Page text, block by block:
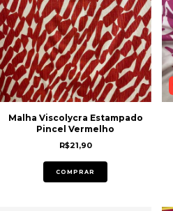
Malha Viscolycra Estampado
Pincel Vermelho
R$21,90
COMPRAR